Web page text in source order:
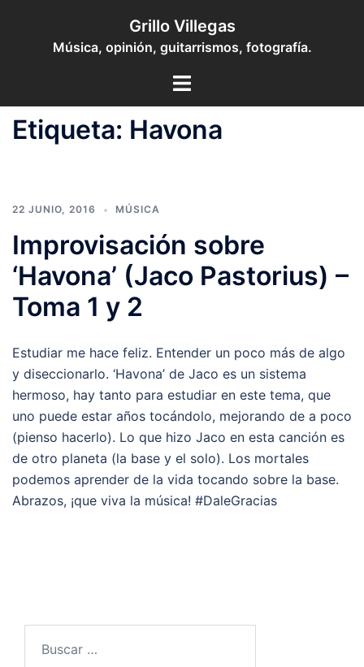
contenido
Grillo Villegas
Música, opinión, guitarrismos, fotografía.
Toggle
Etiqueta: Havona
22 JUNIO, 2016 MÚSICA
Improvisación sobre
‘Havona’ (Jaco Pastorius) –
Toma 1 y 2
Estudiar me hace feliz. Entender un poco más de algo
y diseccionarlo. ‘Havona’ de Jaco es un sistema
hermoso, hay tanto para estudiar en este tema, que
uno puede estar años tocándolo, mejorando de a poco
(pienso hacerlo). Lo que hizo Jaco en esta canción es
de otro planeta (la base y el solo). Los mortales
podemos aprender de la vida tocando sobre la base.
Abrazos, ¡que viva la música! ‪#‎DaleGracias‬